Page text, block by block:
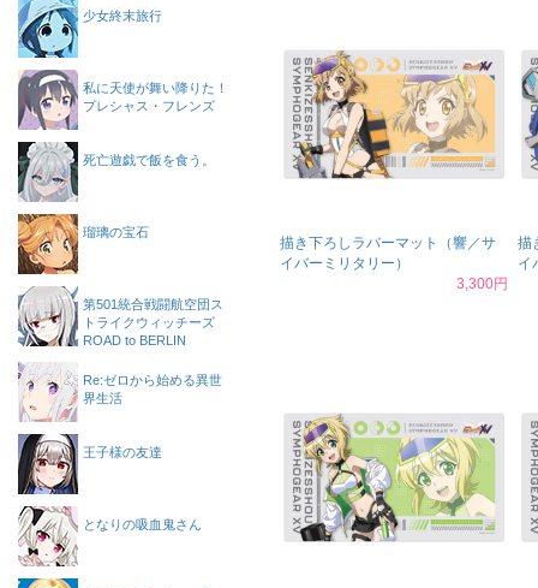
描き下ろしラバーマット（響／サ
イバーミリタリー）
3,300円
描
イ
少女終末旅行
私に天使が舞い降りた！
プレシャス・フレンズ
死亡遊戯で飯を食う。
瑠璃の宝石
第501統合戦闘航空団ス
トライクウィッチーズ
ROAD to BERLIN
Re:ゼロから始める異世
界生活
王子様の友達
となりの吸血鬼さん